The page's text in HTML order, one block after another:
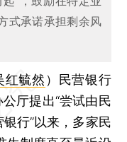
式承诺承担剩余风
红毓然 ）
民营银行
厅提出“尝试由民
行”以来，多家民